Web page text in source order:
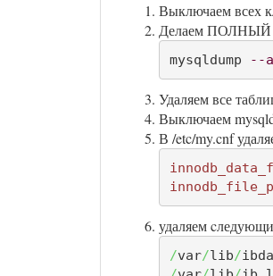
Выключаем всех
Делаем ПОЛНЫЙ
mysqldump --
Удаляем все
Выключаем
В /etc/my.cnf
удаляем
/var/lib/